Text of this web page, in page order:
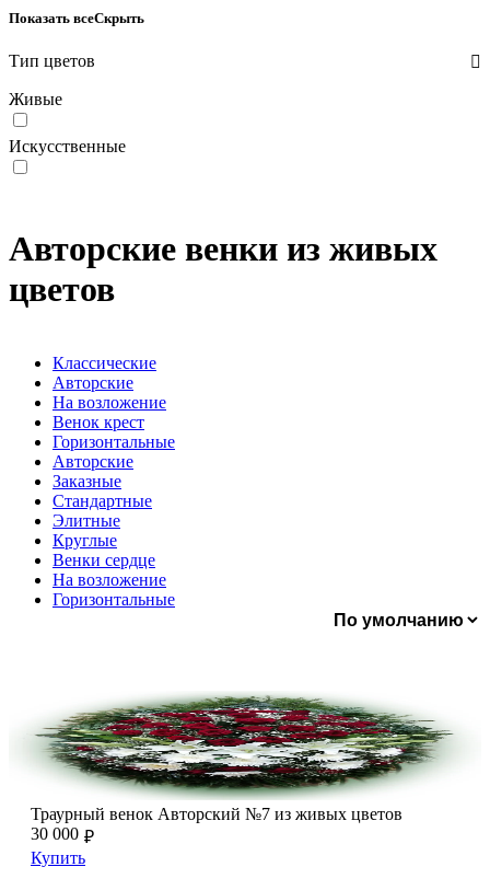
Показать всеСкрыть
Тип цветов
Живые
Искусственные
Авторские венки из живых
цветов
Классические
Авторские
На возложение
Венок крест
Горизонтальные
Авторские
Заказные
Стандартные
Элитные
Круглые
Венки сердце
На возложение
Горизонтальные
Траурный венок Авторский №7 из живых цветов
Траурный венок Авторский №7 из живых цветов
Траурный венок Авторский №7 из живых цветов
₽
30 000
Купить